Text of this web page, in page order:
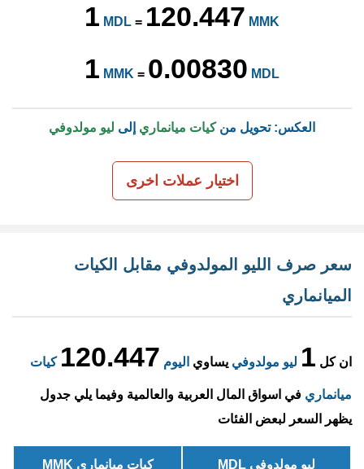
1 MDL = 120.447 MMK
1 MMK = 0.00830 MDL
العكس: تحويل منكيات ميانماري إلى ليو مولدوفي
اختيار عملات اخرى
سعر صرف الليو المولدوفي مقابل الكيات
الميانماري
ان كل 1 ليو مولدوفي يساوي اليوم 120.447 كيات
ميانماري في اسواق المال العربية والعالمية وفيما يلي جدول
يظهر السعر لبعض الفئات
ليو مولدوفي MDL كيات ميانماري MMK